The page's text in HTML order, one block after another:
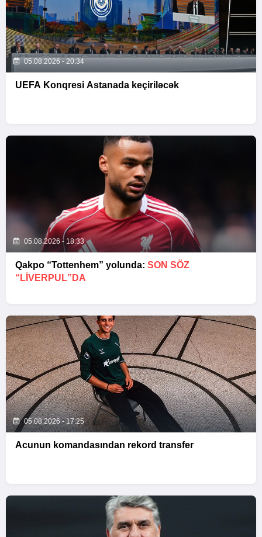
05.08.2026 - 20:34
UEFA Konqresi Astanada keçiriləcək
05.08.2026 - 18:33
Qakpo “Tottenhem” yolunda: SON SÖZ
“LIVERPUL”DA
05.08.2026 - 17:25
Acunun komandasından rekord transfer